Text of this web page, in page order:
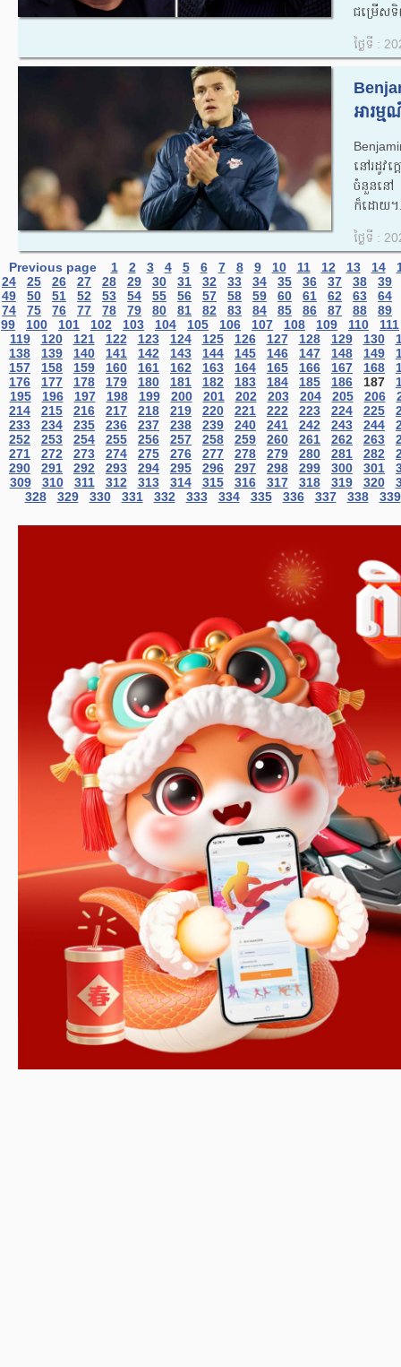
ជម្រើសទិ
ថ្ងៃទី :
អារម្
នៅរដូវក្
ចំនួននៅ
ក៏ដោយ។
ថ្ងៃទី :
Previous page 1 2 3 4 5 6 7 8 9 10 11 12 13 14
24
25 26 27 28 29 30 31 32 33 34 35 36 37 38
39
49
50 51 52 53 54 55 56 57 58 59 60 61 62 63
64
74
75 76 77 78 79 80 81 82 83 84 85 86 87 88
89
99
100 101 102 103 104 105 106 107 108 109 110
111
119
120 121 122 123 124 125 126 127 128 129 130
138
139 140 141 142 143 144 145 146 147 148 149
157
158 159 160 161 162 163 164 165 166 167 168
176
177 178 179 180 181 182 183 184 185 186 187
195
196 197 198 199 200 201 202 203 204 205 206
214
215 216 217 218 219 220 221 222 223 224 225
233
234 235 236 237 238 239 240 241 242 243 244
252
253 254 255 256 257 258 259 260 261 262 263
271
272 273 274 275 276 277 278 279 280 281 282
290
291 292 293 294 295 296 297 298 299 300 301
309
310 311 312 313 314 315 316 317 318 319 320
328
329 330 331 332 333 334 335 336 337 338 339